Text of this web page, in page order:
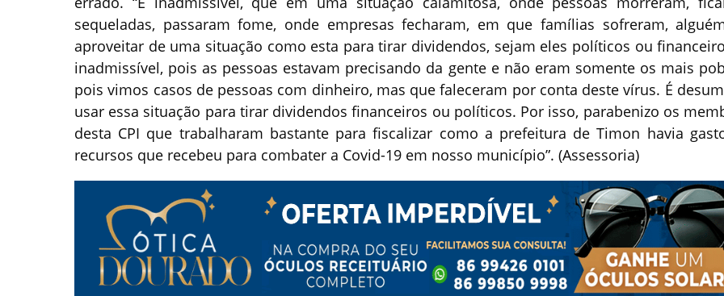
sequeladas, passaram fome, onde empresas fecharam, em que famílias sofreram,
aproveitar de uma situação como esta para tirar dividendos, sejam eles políticos ou
inadmissível, pois as pessoas estavam precisando da gente e não eram somente os mais
pois vimos casos de pessoas com dinheiro, mas que faleceram por conta deste vírus. É
usar essa situação para tirar dividendos financeiros ou políticos. Por isso, parabenizo os
desta CPI que trabalharam bastante para fiscalizar como a prefeitura de Timon havia
recursos que recebeu para combater a Covid-19 em nosso município”. (Assessoria)